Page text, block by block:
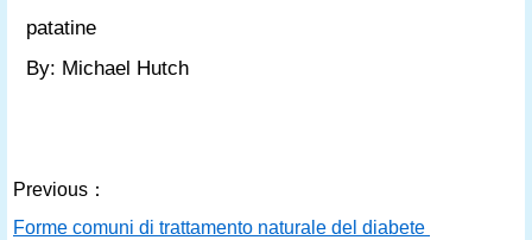
patatine
By: Michael Hutch
Previous：
Forme comuni di trattamento naturale del diabete